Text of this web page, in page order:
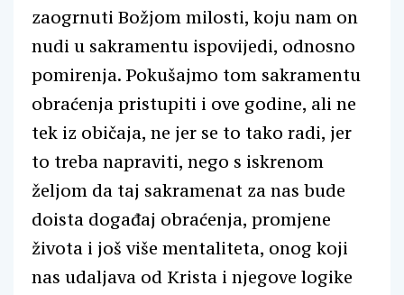
zaogrnuti Božjom milosti, koju nam on
nudi u sakramentu ispovijedi, odnosno
pomirenja. Pokušajmo tom sakramentu
obraćenja pristupiti i ove godine, ali ne
tek iz običaja, ne jer se to tako radi, jer
to treba napraviti, nego s iskrenom
željom da taj sakramenat za nas bude
doista događaj obraćenja, promjene
života i još više mentaliteta, onog koji
nas udaljava od Krista i njegove logike